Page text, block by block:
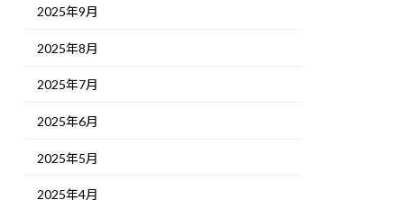
2025年9月
2025年8月
2025年7月
2025年6月
2025年5月
2025年4月